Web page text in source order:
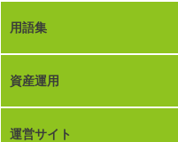
用語集
資産運用
運営サイト